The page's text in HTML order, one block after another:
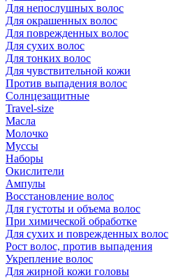
Для непослушных волос
Для окрашенных волос
Для поврежденных волос
Для сухих волос
Для тонких волос
Для чувствительной кожи
Против выпадения волос
Солнцезащитные
Travel-size
Масла
Молочко
Муссы
Наборы
Окислители
Ампулы
Восстановление волос
Для густоты и объема волос
При химической обработке
Для сухих и поврежденных волос
Рост волос, против выпадения
Укрепление волос
Для жирной кожи головы